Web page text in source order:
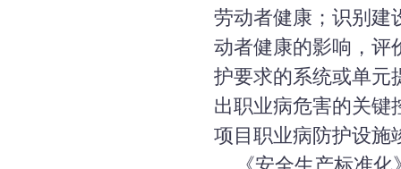
劳动者健康；识别建
动者健康的影响，评
护要求的系统或单元
出职业病危害的关键
项目职业病防护设施